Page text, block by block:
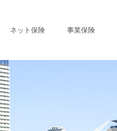
ネット保険 事業保険